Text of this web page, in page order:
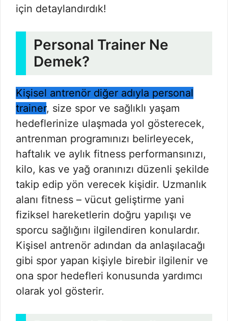
için detaylandırdık!
Personal Trainer Ne
Demek?
Kişisel antrenör diğer adıyla personal
trainer, size spor ve sağlıklı yaşam
hedeflerinize ulaşmada yol gösterecek,
antrenman programınızı belirleyecek,
haftalık ve aylık fitness performansınızı,
kilo, kas ve yağ oranınızı düzenli şekilde
takip edip yön verecek kişidir. Uzmanlık
alanı fitness – vücut geliştirme yani
fiziksel hareketlerin doğru yapılışı ve
sporcu sağlığını ilgilendiren konulardır.
Kişisel antrenör adından da anlaşılacağı
gibi spor yapan kişiyle birebir ilgilenir ve
ona spor hedefleri konusunda yardımcı
olarak yol gösterir.